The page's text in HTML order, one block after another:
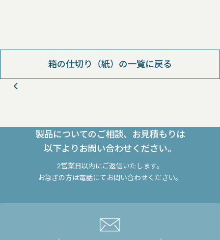
箱の仕切り（紙）の一覧に戻る
製品についてのご相談、お見積もりは
以下よりお問い合わせください。
2営業日以内にご返信いたします。
お急ぎの方は電話にてお問い合わせください。